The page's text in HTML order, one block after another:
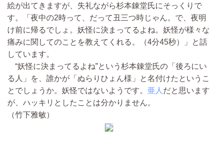
絵が出てきますが、失礼ながら杉本錬堂氏にそっくりで
す。「夜中の2時って、だって丑三つ時じゃん。で、夜明
け前に帰るでしょ。妖怪に決まってるよね。妖怪が様々な
痛みに関してのことを教えてくれる。（4分45秒）」と話
しています。
“妖怪に決まってるよね”という杉本錬堂氏の「後ろにい
る人」を、誰かが「ぬらりひょん様」と名付けたというこ
とでしょうか。妖怪ではないようです。 亜人 だと思います
が、ハッキリとしたことは分かりません。
（竹下雅敏）